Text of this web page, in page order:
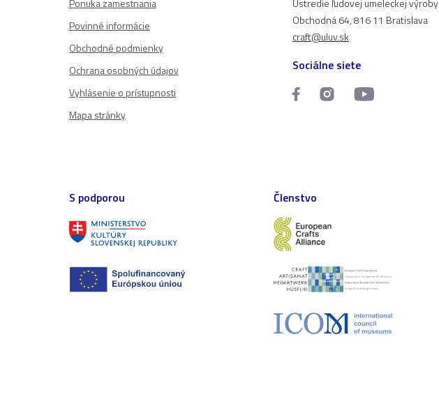
Ponuka zamestnania
Povinné informácie
Obchodné podmienky
Ochrana osobných údajov
Vyhlásenie o prístupnosti
Mapa stránky
Ústredie ľudovej umeleckej výroby
Obchodná 64, 816 11 Bratislava
craft@uluv.sk
Sociálne siete
S podporou Členstvo